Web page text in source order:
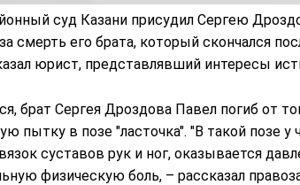
суд Казани присудил Сергею
смерть его брата, который скончался
юрист, представлявший интересы
брат Сергея Дроздова Павел погиб от
пытку в позе "ласточка". "В такой позе у
суставов рук и ног, оказывается
физическую боль, – рассказал